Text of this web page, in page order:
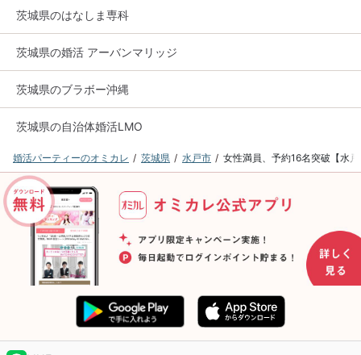
茨城県のはなしま専科
茨城県の婚活 アーバンマリッジ
茨城県のブラボー沖縄
茨城県の自治体婚活LMO
婚活パーティーのオミカレ 茨城県 水戸市 女性満員、予約16名突破【水